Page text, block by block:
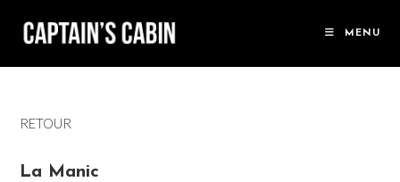
MENU
RETOUR
La Manic